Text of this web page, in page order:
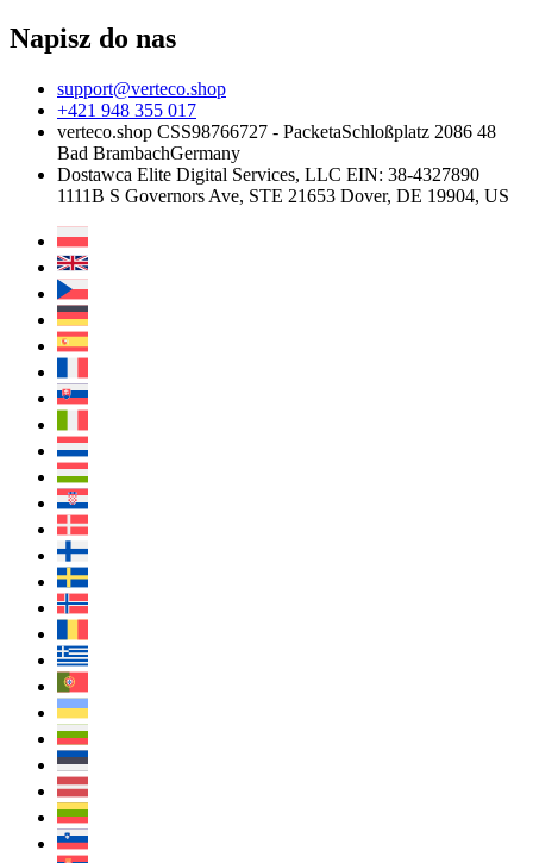
Napisz do nas
support@verteco.shop
+421 948 355 017
verteco.shop CSS98766727 - PacketaSchloßplatz 2086 48
Bad BrambachGermany
Dostawca Elite Digital Services, LLC EIN: 38-4327890
1111B S Governors Ave, STE 21653 Dover, DE 19904, US